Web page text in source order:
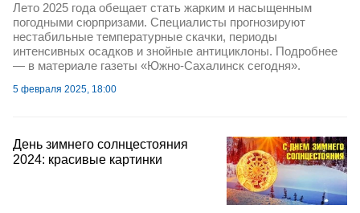
Лето 2025 года обещает стать жарким и насыщенным
погодными сюрпризами. Специалисты прогнозируют
нестабильные температурные скачки, периоды
интенсивных осадков и знойные антициклоны. Подробнее
— в материале газеты «Южно-Сахалинск сегодня».
5 февраля 2025, 18:00
День зимнего солнцестояния
2024: красивые картинки